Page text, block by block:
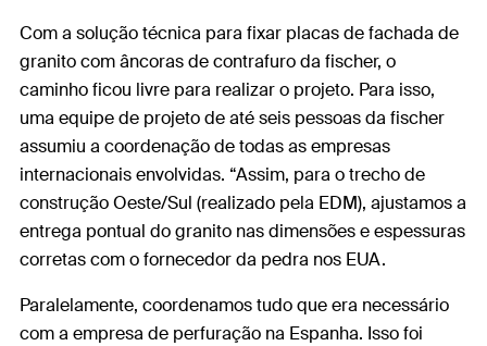
Com a solução técnica para fixar placas de fachada de
granito com âncoras de contrafuro da fischer, o
caminho ficou livre para realizar o projeto. Para isso,
uma equipe de projeto de até seis pessoas da fischer
assumiu a coordenação de todas as empresas
internacionais envolvidas. “Assim, para o trecho de
construção Oeste/Sul (realizado pela EDM), ajustamos a
entrega pontual do granito nas dimensões e espessuras
corretas com o fornecedor da pedra nos EUA.
Paralelamente, coordenamos tudo que era necessário
com a empresa de perfuração na Espanha. Isso foi